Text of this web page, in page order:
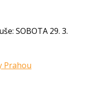
SOBOTA 29. 3.
Prahou